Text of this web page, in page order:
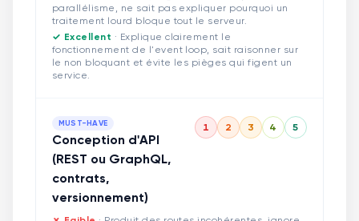
parallélisme, ne sait pas expliquer pourquoi un
traitement lourd bloque tout le serveur.
✓ Excellent · Explique clairement le
fonctionnement de l'event loop, sait raisonner sur
le non bloquant et évite les pièges qui figent un
service.
MUST-HAVE
Conception d'API
(REST ou GraphQL,
contrats,
versionnement)
1 2 3 4 5